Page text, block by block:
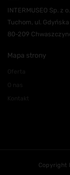
INTERMUSEO Sp. z
Tuchom, ul.
80-209
Mapa strony
Copyright